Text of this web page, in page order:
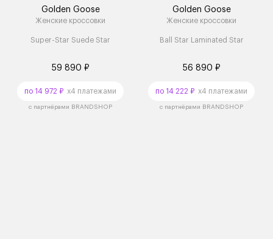
Golden Goose
Женские кроссовки
Super-Star Suede Star
59 890 ₽
по 14 972 ₽ x4 платежами
с партнёрами BRANDSHOP
Golden Goose
Женские кроссовки
Ball Star Laminated Star
56 890 ₽
по 14 222 ₽ x4 платежами
с партнёрами BRANDSHOP